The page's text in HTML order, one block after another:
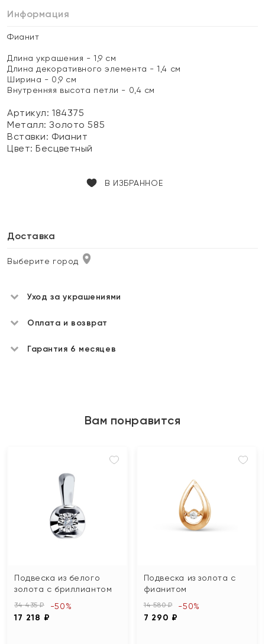
Информация
Фианит
Длина украшения - 1,9 см
Длина декоративного элемента - 1,4 см
Ширина - 0,9 см
Внутренняя высота петли - 0,4 см
Артикул: 184375
Металл:Золото 585
Вставки: Фианит
Цвет:Бесцветный
В ИЗБРАННОЕ
Доставка
Выберите город
Уход за украшениями
Оплата и возврат
Гарантия 6 месяцев
Вам понравится
Подвеска из белого
золота с бриллиантом
34 435 ₽
17 218 ₽
-50%
Подвеска из золота с
фианитом
14 580 ₽
7 290 ₽
-50%